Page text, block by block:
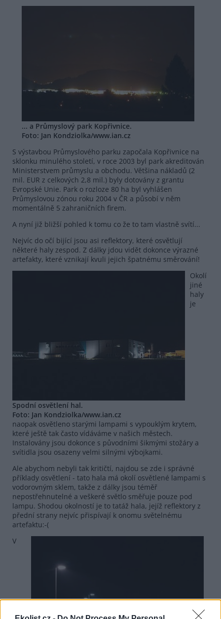
... a Průmyslový park Kopřivnice.
Foto: Jan Kondziolka/www.ian.cz
S výstavbou Průmyslového parku započala Kopřivnice na
sklonku minulého století, v roce 2003 byl park akreditován
Ministerstvem průmyslu a obchodu. Většina nákladů (2
mil. EUR z celkových 2,8 mil.) byly dotovány z grantu
Evropské Unie. Park o rozloze 80 ha byl vyhlášen
Průmyslovou zónou roku 2004 v ČR a působí v něm
momentálně 5 zahraničních firem.
A nyní již bližší pohled k tomu co že to tam vlastně svítí...
Nejvíc do očí bijící jsou asi reflektory, které osvětlují
některé haly zespod. Z dálky jdou vidět dokonce výrazné
artefakty, které vznikají kvuli jejich špatnému směrování!
Spodní osvětlení hal.
Foto: Jan Kondziolka/www.ian.cz
Okolí
jiné
haly
je
naopak osvětleno starými lampami s vypouklým krytem,
které ještě tak často vídáváme v našich městech.
Instalovány jsou dokonce s původními šikmými stožáry a
svítidla jsou osazeny velmi silnými výbojkami.
Ale abychom nebyli tak kritičtí, najdou se zde i správné
příklady osvětlení - tato hala má okolí osvětlené lampami s
vodorovným sklem, takže z dálky jsou téměř
nepostřehnutelné a veškeré světlo směřuje pouze pod
lampu. Shodou okolností je to tatáž hala, jejíž reflektory z
přední strany nejvíc přispívají k onomu světelnému
artefaktu:-(
V